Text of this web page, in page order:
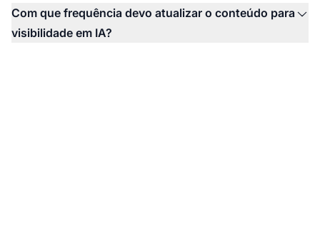
Com que frequência devo atualizar o conteúdo para
visibilidade em IA?